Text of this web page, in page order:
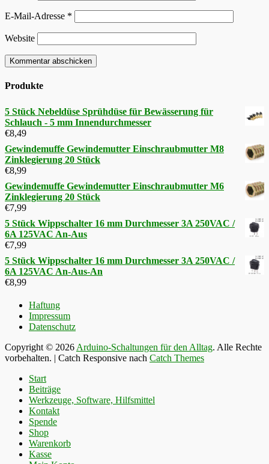
E-Mail-Adresse *
Website
Produkte
5 Stück Nebeldüse Sprühdüse für Bewässerung für
Schlauch - 5 mm Innendurchmesser
€8,49
Gewindemuffe Gewindemutter Einschraubmutter M8
Zinklegierung 20 Stück
€8,99
Gewindemuffe Gewindemutter Einschraubmutter M6
Zinklegierung 20 Stück
€7,99
5 Stück Wippschalter 16 mm Durchmesser 3A 250VAC /
6A 125VAC An-Aus
€7,99
5 Stück Wippschalter 16 mm Durchmesser 3A 250VAC /
6A 125VAC An-Aus-An
€8,99
Haftung
Impressum
Datenschutz
Copyright © 2026 Arduino-Schaltungen für den Alltag. Alle Rechte
vorbehalten. | Catch Responsive nach Catch Themes
oben
scrollen
Start
Beiträge
Werkzeuge, Software, Hilfsmittel
Kontakt
Spende
Shop
Warenkorb
Kasse